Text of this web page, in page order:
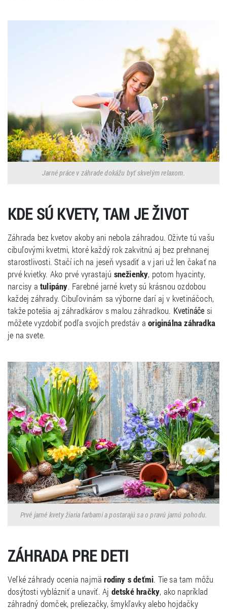
Jarné práce v záhrade dokážu byť skvelým relaxom.
KDE SÚ KVETY, TAM JE ŽIVOT
Záhrada bez kvetov akoby ani nebola záhradou. Oživte tú vašu
cibuľovými kvetmi, ktoré každý rok zakvitnú aj bez prehnanej
starostlivosti. Stačí ich na jeseň vysadiť a v jari už len čakať na
prvé kvietky. Ako prvé vyrastajú snežienky, potom hyacinty,
narcisy a tulipány. Farebné jarné kvety sú krásnou ozdobou
každej záhrady. Cibuľovinám sa výborne darí aj v kvetináčoch,
takže potešia aj záhradkárov s malou záhradkou. Kvetináče si
môžete vyzdobiť podľa svojich predstáv aoriginálna záhradka
je na svete.
Prvé jarné kvety žiaria farbami a postarajú sa o pravú jarnú pohodu.
ZÁHRADA PRE DETI
Veľké záhrady ocenia najmärodiny s deťmi. Tie sa tam môžu
dosýtosti vyblázniť a unaviť. Aj detské hračky, ako napríklad
záhradný domček, preliezačky, šmykľavky alebo hojdačky